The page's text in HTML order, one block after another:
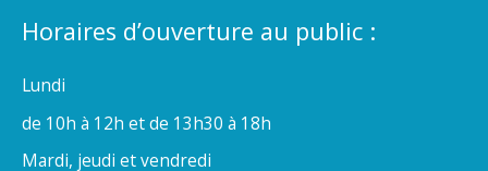
Horaires d’ouverture au public :
Lundi
de 10h à 12h et de 13h30 à 18h
Mardi, jeudi et vendredi